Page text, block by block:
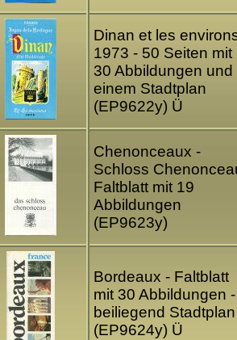
Dinan et les
1973 - 50 Seiten mit
30 Abbildungen und
einem Stadtplan
(EP9622y) Ü
Chenonceaux -
Schloss
Faltblatt mit 19
Abbildungen
(EP9623y)
Bordeaux - Faltblatt
mit 30 Abbildungen -
beiliegend Stadtplan
(EP9624y) Ü